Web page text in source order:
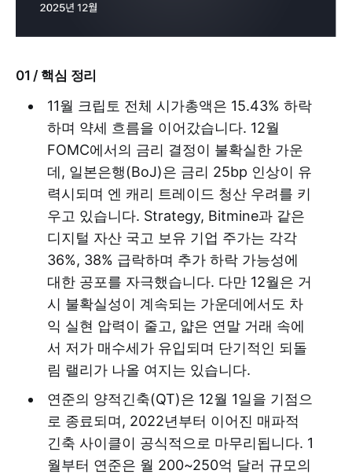
01 / 핵심 정리
11월 크립토 전체 시가총액은 15.43% 하락
하며 약세 흐름을 이어갔습니다. 12월
FOMC에서의 금리 결정이 불확실한 가운
데, 일본은행(BoJ)은 금리 25bp 인상이 유
력시되며 엔 캐리 트레이드 청산 우려를 키
우고 있습니다. Strategy, Bitmine과 같은
디지털 자산 국고 보유 기업 주가는 각각
36%, 38% 급락하며 추가 하락 가능성에
대한 공포를 자극했습니다. 다만 12월은 거
시 불확실성이 계속되는 가운데에서도 차
익 실현 압력이 줄고, 얇은 연말 거래 속에
서 저가 매수세가 유입되며 단기적인 되돌
림 랠리가 나올 여지는 있습니다.
연준의 양적긴축(QT)은 12월 1일을 기점으
로 종료되며, 2022년부터 이어진 매파적
긴축 사이클이 공식적으로 마무리됩니다. 1
월부터 연준은 월 200~250억 달러 규모의